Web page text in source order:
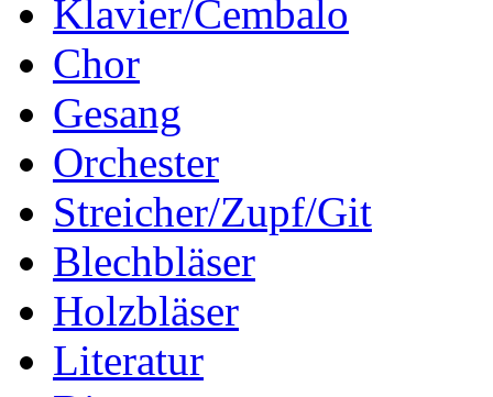
Klavier/Cembalo
Chor
Gesang
Orchester
Streicher/Zupf/Git
Blechbläser
Holzbläser
Literatur